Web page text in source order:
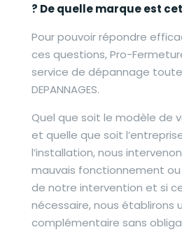
? De quelle marque est
Pour pouvoir répondre
ces questions, Pro-
service de dépannage
DEPANNAGES.
Quel que soit le modèle de
et quelle que soit
l’installation, nous
mauvais fonctionnement ou
de notre intervention et si
nécessaire, nous établirons
complémentaire sans